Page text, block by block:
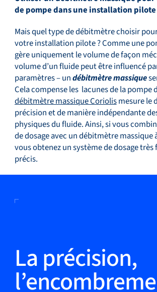
de pompe dans une installation pilote
Mais quel type de débitmètre choisir
votre installation pilote ? Comme une
gère uniquement le volume de façon
volume d’un fluide peut être influencé
paramètres – undébitmètre massique
Cela compense les lacunes de la pompe
débitmètre massique Coriolismesure le
précision et de manière indépendante
physiques du fluide. Ainsi, si vous
de dosage avec un débitmètre massique
vous obtenez un système de dosage très
précis.
La précision,